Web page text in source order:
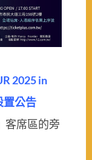
2025 in
置公告
客席區的旁